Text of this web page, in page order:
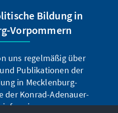
Bildung in
Vorpommern
uns regelmäßig über
Publikationen der
in Mecklenburg-
der Konrad-Adenauer-
informieren.